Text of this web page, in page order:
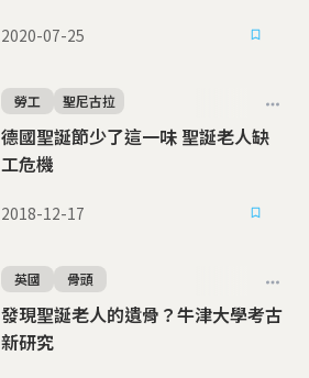
2020-07-25
德國聖誕節少了這一味 聖誕老人缺
工危機
勞工 聖尼古拉
2018-12-17
發現聖誕老人的遺骨？牛津大學考古
新研究
英國 骨頭